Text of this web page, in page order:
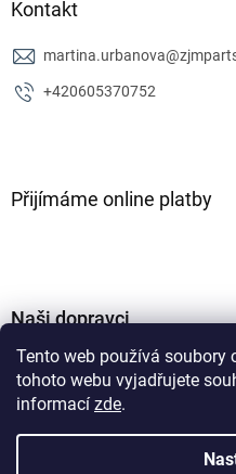
Tento web používá soubory
tohoto webu vyjadřujete
informací zde.
Kontakt
martina.urbanova@
+420605370752
Přijímáme online platby
Naši dopravci